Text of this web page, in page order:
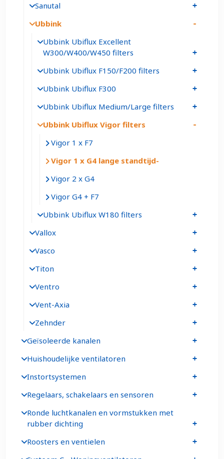
Sanutal
Ubbink
Ubbink Ubiflux Excellent
W300/W400/W450 filters
Ubbink Ubiflux F150/F200 filters
Ubbink Ubiflux F300
Ubbink Ubiflux Medium/Large filters
Ubbink Ubiflux Vigor filters
Vigor 1 x F7
Vigor 1 x G4 lange standtijd
Vigor 2 x G4
Vigor G4 + F7
Ubbink Ubiflux W180 filters
Vallox
Vasco
Titon
Ventro
Vent-Axia
Zehnder
Geïsoleerde kanalen
Huishoudelijke ventilatoren
Instortsystemen
Regelaars, schakelaars en sensoren
Ronde luchtkanalen en vormstukken met
rubber dichting
Roosters en ventielen